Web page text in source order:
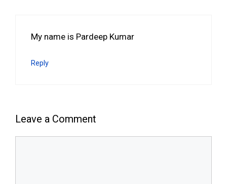
My name is Pardeep Kumar
Reply
Leave a Comment